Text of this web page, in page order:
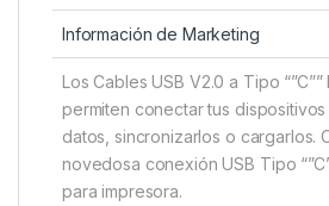
Información de Marketing
Los Cables USB V2.0 a Tipo
permiten conectar tus
datos, sincronizarlos o cargarlos.
novedosa conexión USB Tipo
para impresora.